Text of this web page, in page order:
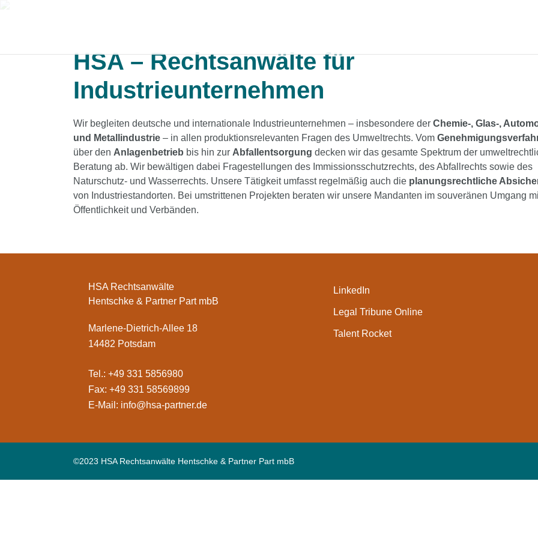
HSA – Rechtsanwälte für
Industrieunternehmen
Wir begleiten deutsche und internationale Industrieunternehmen – insbesondere der Chemie-, Glas-,
und Metallindustrie – in allen produktionsrelevanten Fragen des Umweltrechts. Vom
über den Anlagenbetrieb bis hin zur Abfallentsorgung decken wir das gesamte Spektrum der
Beratung ab. Wir bewältigen dabei Fragestellungen des Immissionsschutzrechts, des Abfallrechts sowie des
Naturschutz- und Wasserrechts. Unsere Tätigkeit umfasst regelmäßig auch die planungsrechtliche
von Industriestandorten. Bei umstrittenen Projekten beraten wir unsere Mandanten im souveränen Umgang
Öffentlichkeit und Verbänden.
HSA Rechtsanwälte
Hentschke & Partner Part mbB
Marlene-Dietrich-Allee 18
14482 Potsdam
Tel.: +49 331 5856980
Fax: +49 331 58569899
E-Mail: info@hsa-partner.de
LinkedIn
Legal Tribune Online
Talent Rocket
©2023 HSA Rechtsanwälte Hentschke & Partner Part mbB